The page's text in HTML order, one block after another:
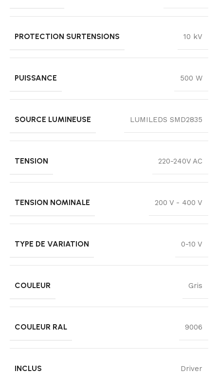
PROTECTION SURTENSIONS 10 kV
PUISSANCE 500 W
SOURCE LUMINEUSE LUMILEDS SMD2835
TENSION 220-240V AC
TENSION NOMINALE 200 V - 400 V
TYPE DE VARIATION 0-10 V
COULEUR Gris
COULEUR RAL 9006
INCLUS Driver